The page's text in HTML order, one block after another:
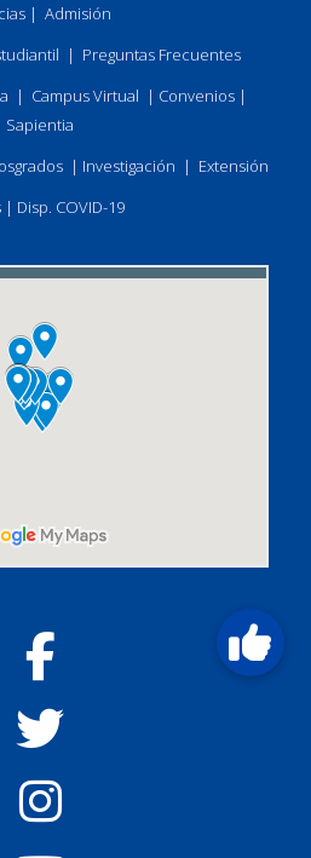
| Admisión
| Preguntas Frecuentes
| Campus Virtual | Convenios|
Sapientia
| Investigación | Extensión
| Disp. COVID-19